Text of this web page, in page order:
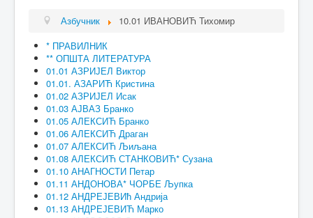
Азбучник
10.01 ИВАНОВИЋ Тихомир
* ПРАВИЛНИК
** ОПШТА ЛИТЕРАТУРА
01.01 АЗРИЈЕЛ Виктор
01.01. АЗАРИЋ Кристина
01.02 АЗРИЈЕЛ Исак
01.03 АЈВАЗ Бранко
01.05 АЛЕКСИЋ Бранко
01.06 АЛЕКСИЋ Драган
01.07 АЛЕКСИЋ Љиљана
01.08 АЛЕКСИЋ СТАНКОВИЋ* Сузана
01.10 АНАГНОСТИ Петар
01.11 АНДОНОВА* ЧОРБЕ Љупка
01.12 АНДРЕЈЕВИћ Андрија
01.13 АНДРЕЈЕВИЋ Марко